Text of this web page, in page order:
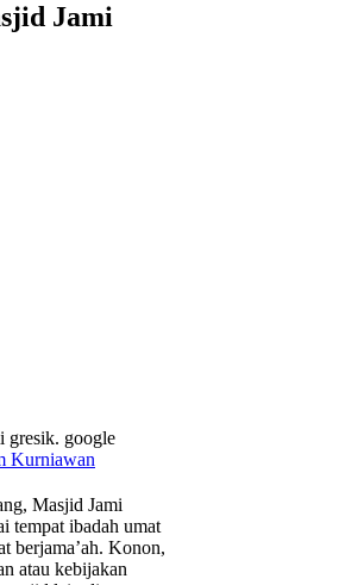
Jami
gresik. google
Kurniawan
Masjid Jami
tempat ibadah umat
berjama’ah. Konon,
atau kebijakan